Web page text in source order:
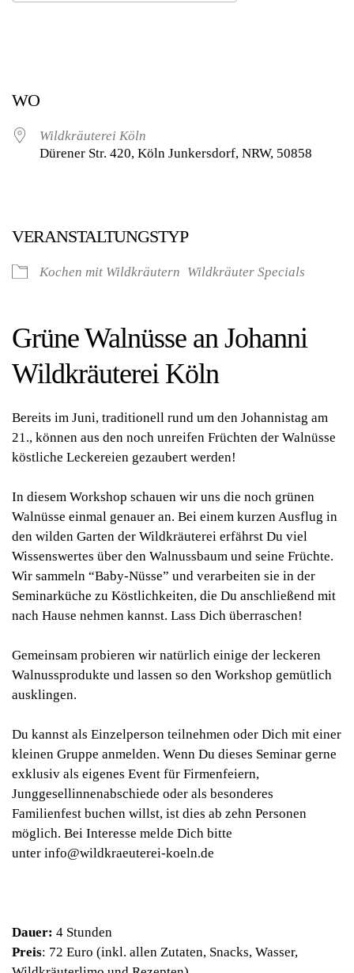
WO
Wildkräuterei Köln
Dürener Str. 420, Köln Junkersdorf, NRW, 50858
VERANSTALTUNGSTYP
Kochen mit Wildkräutern Wildkräuter Specials
Grüne Walnüsse an Johanni
Wildkräuterei Köln
Bereits im Juni, traditionell rund um den Johannistag am
21., können aus den noch unreifen Früchten der Walnüsse
köstliche Leckereien gezaubert werden!
In diesem Workshop schauen wir uns die noch grünen
Walnüsse einmal genauer an. Bei einem kurzen Ausflug in
den wilden Garten der Wildkräuterei erfährst Du viel
Wissenswertes über den Walnussbaum und seine Früchte.
Wir sammeln “Baby-Nüsse” und verarbeiten sie in der
Seminarküche zu Köstlichkeiten, die Du anschließend mit
nach Hause nehmen kannst. Lass Dich überraschen!
Gemeinsam probieren wir natürlich einige der leckeren
Walnussprodukte und lassen so den Workshop gemütlich
ausklingen.
Du kannst als Einzelperson teilnehmen oder Dich mit einer
kleinen Gruppe anmelden. Wenn Du dieses Seminar gerne
exklusiv als eigenes Event für Firmenfeiern,
Junggesellinnenabschiede oder als besonderes
Familienfest buchen willst, ist dies ab zehn Personen
möglich. Bei Interesse melde Dich bitte
unter info@wildkraeuterei-koeln.de
Dauer: 4 Stunden
Preis: 72 Euro (inkl. allen Zutaten, Snacks, Wasser,